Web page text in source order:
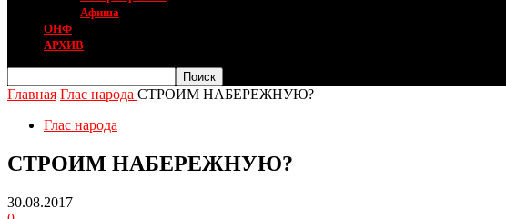
Афиша
ОНФ
АРХИВ
Главная Глас народа СТРОИМ НАБЕРЕЖНУЮ?
Глас народа
СТРОИМ НАБЕРЕЖНУЮ?
30.08.2017